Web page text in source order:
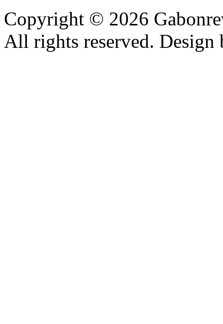
Copyright © 2026
All rights reserved.